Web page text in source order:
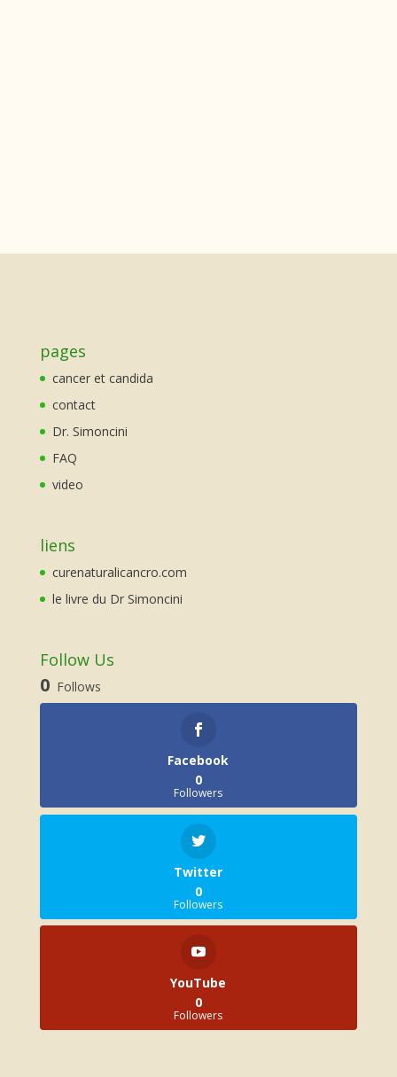
pages
cancer et candida
contact
Dr. Simoncini
FAQ
video
liens
curenaturalicancro.com
le livre du Dr Simoncini
Follow Us
0 Follows
Facebook
0
Followers
Twitter
0
Followers
YouTube
0
Followers